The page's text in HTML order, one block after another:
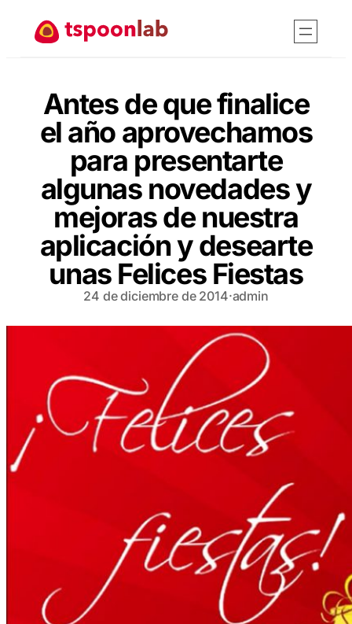
contenido
Antes de que finalice
el año aprovechamos
para presentarte
algunas novedades y
mejoras de nuestra
aplicación y desearte
unas Felices Fiestas
24 de diciembre de 2014·admin